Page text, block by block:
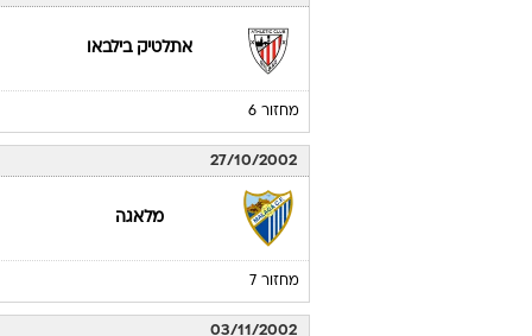
אתלטיק בילבאו
מחזור 6
27/10/2002
מלאגה
מחזור 7
03/11/2002